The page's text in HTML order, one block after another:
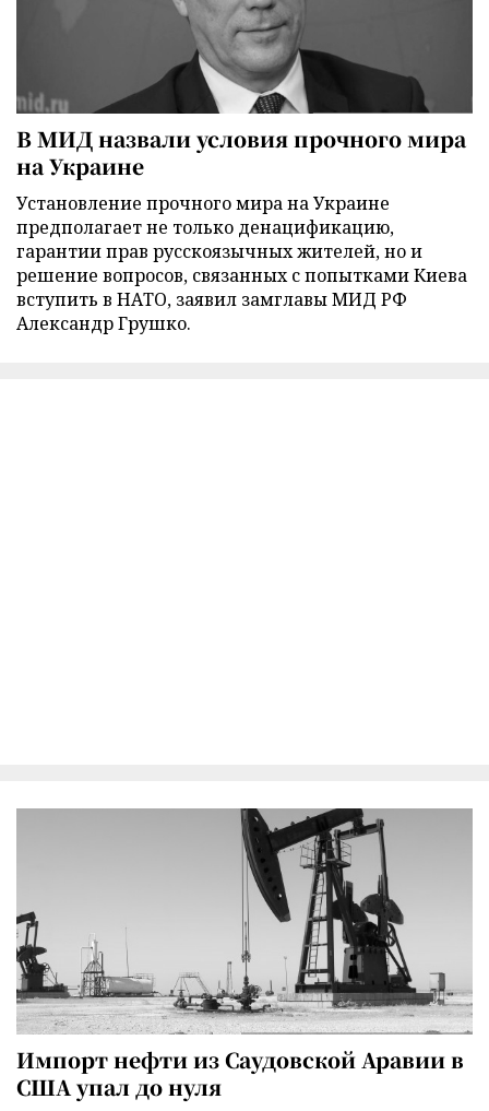
В МИД назвали условия прочного мира
на Украине
Установление прочного мира на Украине
предполагает не только денацификацию,
гарантии прав русскоязычных жителей, но и
решение вопросов, связанных с попытками Киева
вступить в НАТО, заявил замглавы МИД РФ
Александр Грушко.
Импорт нефти из Саудовской Аравии в
США упал до нуля